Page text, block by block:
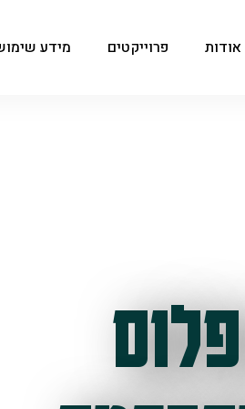
אודות פרוייקטים מידע